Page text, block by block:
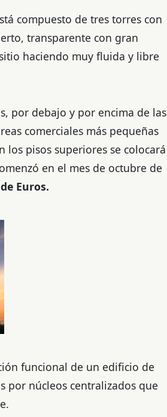
compuesto de tres torres con
transparente con gran
haciendo muy fluida y libre
por debajo y por encima de las
comerciales más pequeñas
los pisos superiores se colocará
en el mes de octubre de
Euros.
funcional de un edificio de
por núcleos centralizados que